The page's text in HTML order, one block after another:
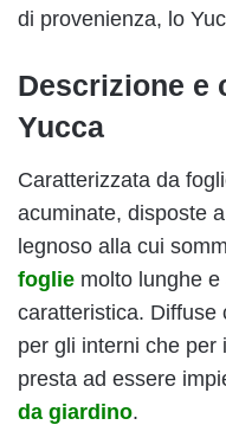
di provenienza, lo
Descrizione e
Yucca
Caratterizzata da
acuminate, disposte
legnoso alla cui
foglie molto lunghe
caratteristica. Diffuse
per gli interni che per
presta ad essere
da giardino.